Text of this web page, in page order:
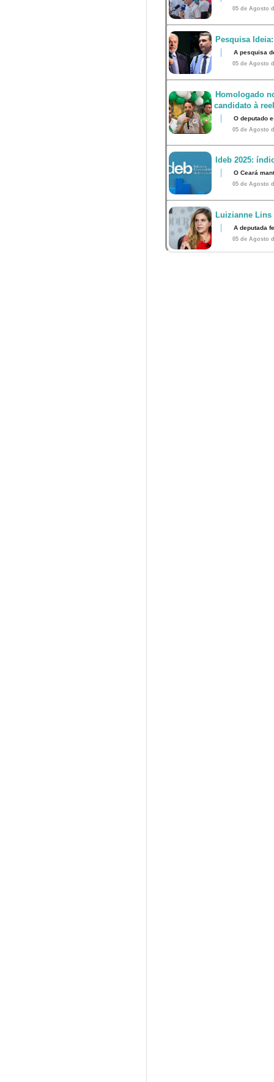
05 de Agosto
Pesquisa
A pesquisa
05 de Agosto
Homologado
candidato à
O deputado
05 de Agosto
Ideb 2025:
O Ceará
05 de Agosto
Luizianne Lins
A deputada
05 de Agosto